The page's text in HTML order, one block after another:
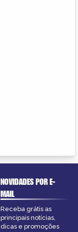
NOVIDADES POR E-
MAIL
Receba grátis as
principais notícias,
dicas e promoções